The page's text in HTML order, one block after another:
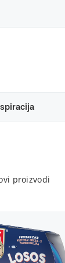
proizvodi